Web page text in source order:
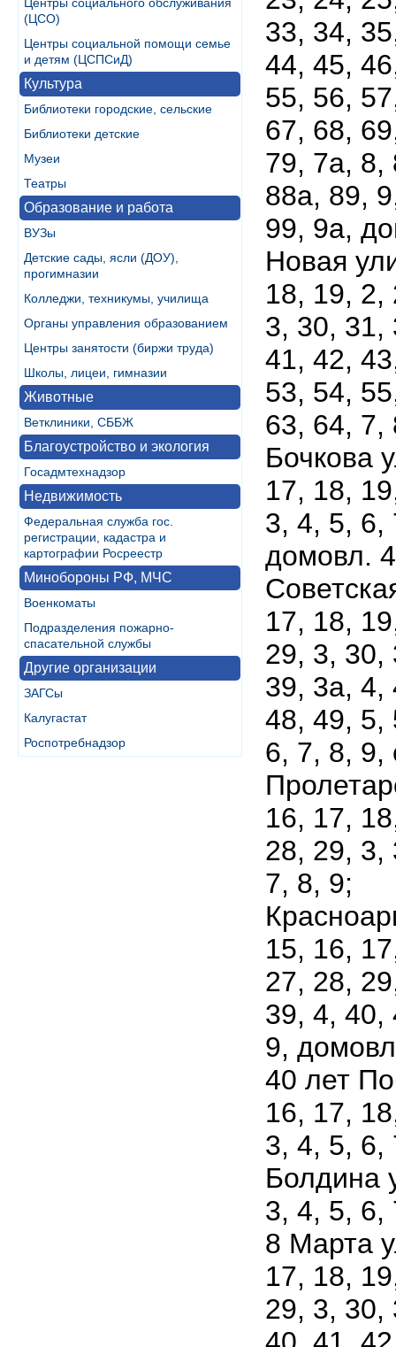
(ЦСО)
Центры социальной помощи семье
и детям (ЦСПСиД)
Культура
Библиотеки городские, сельские
Библиотеки детские
Музеи
Театры
Образование и работа
ВУЗы
Детские сады, ясли (ДОУ),
прогимназии
Колледжи, техникумы, училища
Органы управления образованием
Центры занятости (биржи труда)
Школы, лицеи, гимназии
Животные
Ветклиники, СББЖ
Благоустройство и экология
Госадмтехнадзор
Недвижимость
Федеральная служба гос.
регистрации, кадастра и
картографии Росреестр
Минобороны РФ, МЧС
Военкоматы
Подразделения пожарно-
спасательной службы
Другие организации
ЗАГСы
Калугастат
Роспотребнадзор
33, 34,
44, 45,
55, 56,
67, 68,
79, 7а, 8,
88а, 89,
99, 9а,
Новая
18, 19, 2,
3, 30, 31,
41, 42,
53, 54,
63, 64, 7,
Бочкова
17, 18,
3, 4, 5, 6,
домовл.
17, 18,
29, 3, 30,
39, 3а, 4,
48, 49, 5,
6, 7, 8, 9,
16, 17,
28, 29, 3,
7, 8, 9;
15, 16,
27, 28,
39, 4, 40,
9,
40 лет
16, 17,
3, 4, 5, 6,
Болдина
3, 4, 5, 6,
8 Марта
17, 18,
29, 3, 30,